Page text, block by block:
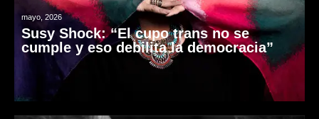
mayo, 2026
Susy Shock: “El cupo trans no se
cumple y eso debilita la democracia”